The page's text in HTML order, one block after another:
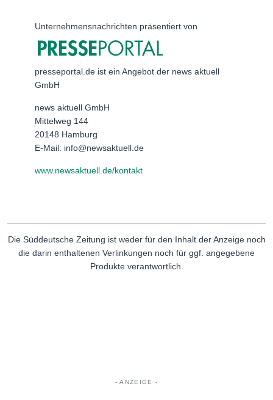
Unternehmensnachrichten präsentiert von
presseportal.de ist ein Angebot der news aktuell
GmbH
news aktuell GmbH
Mittelweg 144
20148 Hamburg
E-Mail: info@newsaktuell.de
www.newsaktuell.de/kontakt
Die Süddeutsche Zeitung ist weder für den Inhalt der Anzeige noch
die darin enthaltenen Verlinkungen noch für ggf. angegebene
Produkte verantwortlich.